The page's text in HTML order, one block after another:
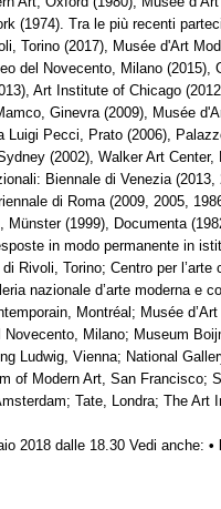
(1974). Tra le più recenti
Torino (2017), Musée d'Art
del Novecento, Milano (2015),
Art Institute of Chicago
Ginevra (2009), Musée
Luigi Pecci, Prato (2006),
(2002), Walker Art
Biennale di Venezia (2013,
di Roma (2009, 2005,
Münster (1999), Documenta
in modo permanente in
Rivoli, Torino; Centro per
nazionale d’arte moderna e
Montréal; Musée
Milano; Museum
Ludwig, Vienna; National
of Modern Art, San Francisco;
Tate, Londra; The Art
2018 dalle 18.30 Vedi anche: •